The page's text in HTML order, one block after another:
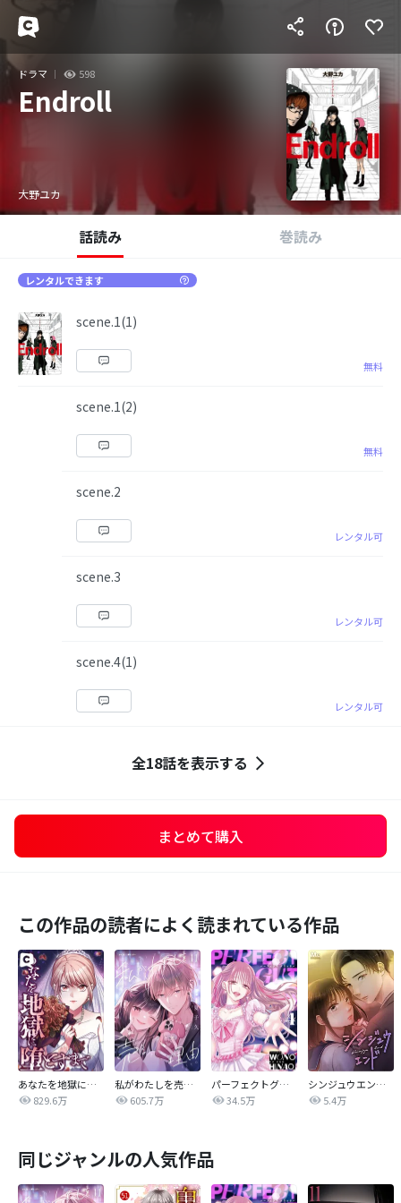
ドラマ 598
Endroll
大野ユカ
話読み 巻読み
レンタルできます
scene.1(1)
無料
scene.1(2)
無料
scene.2
レンタル可
scene.3
レンタル可
scene.4(1)
レンタル可
全18話を表示する
まとめて購入
この作品の読者によく読まれている作品
あなたを地獄に堕とすまで
829.6万
私がわたしを売る理由
605.7万
パーフェクトグリッター
34.5万
シンジュウエンド【タテヨミ】
5.4万
同じジャンルの人気作品